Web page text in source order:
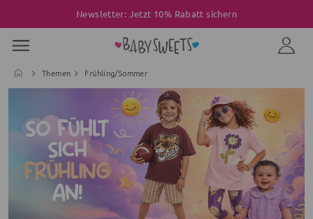
Newsletter: Jetzt 10% Rabatt sichern
Themen Frühling/Sommer